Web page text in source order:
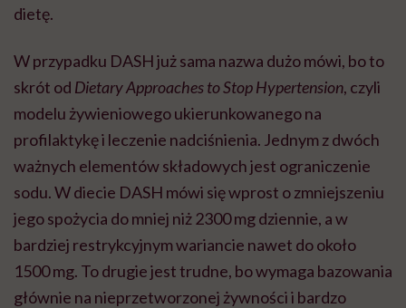
dietę.
W przypadku DASH już sama nazwa dużo mówi, bo to
skrót od Dietary Approaches to Stop Hypertension, czyli
modelu żywieniowego ukierunkowanego na
profilaktykę i leczenie nadciśnienia. Jednym z dwóch
ważnych elementów składowych jest ograniczenie
sodu. W diecie DASH mówi się wprost o zmniejszeniu
jego spożycia do mniej niż 2300 mg dziennie, a w
bardziej restrykcyjnym wariancie nawet do około
1500 mg. To drugie jest trudne, bo wymaga bazowania
głównie na nieprzetworzonej żywności i bardzo